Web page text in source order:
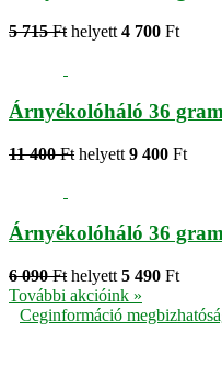
5 715 Ft helyett 4 700 Ft
Árnyékolóháló 36
11 400 Ft helyett 9 400 Ft
Árnyékolóháló 36
6 090 Ft helyett 5 490 Ft
További akcióink »
Ceginformáció